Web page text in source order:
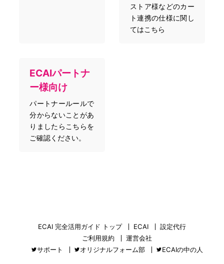
ストア様などのカー
ト連携の仕様に関し
てはこちら
ECAIパートナ
ー様向け
パートナールールで
分からないことがあ
りましたらこちらを
ご確認ください。
ECAI 完全活用ガイド トップ ECAI
設定代行
ご利用規約
運営会社
サポート
オリジナルフォーム部 ECAIの中の人